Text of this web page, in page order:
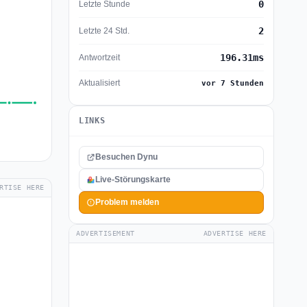
HERE
Letzte Stunde 0
Letzte 24 Std. 2
Antwortzeit 196.31ms
Aktualisiert vor 7 Stunden
LINKS
Besuchen Dynu
Live-Störungskarte
Problem melden
ADVERTISEMENT ADVERTISE HERE